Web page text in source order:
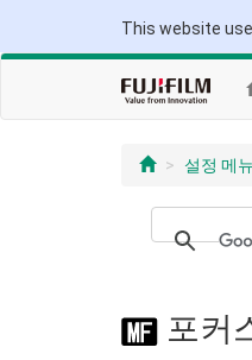
This website
설정 메뉴
포커